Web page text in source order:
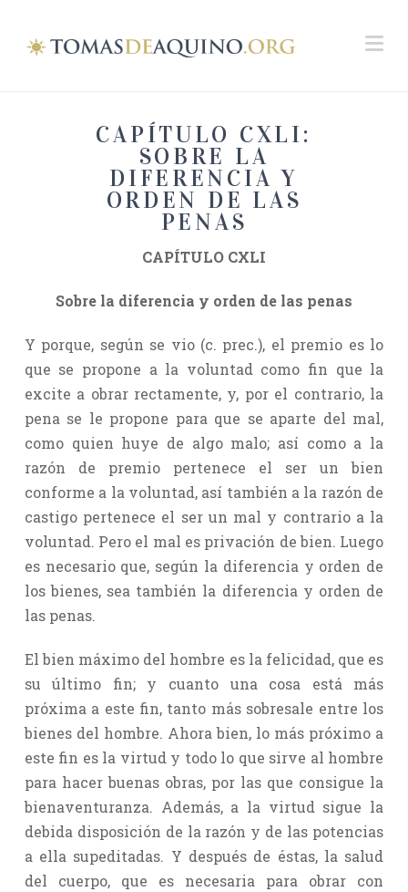
CAPÍTULO CXLI:
SOBRE LA
DIFERENCIA Y
ORDEN DE LAS
PENAS
CAPÍTULO CXLI
Sobre la diferencia y orden de las penas
Y porque, según se vio (c. prec.), el premio es lo
que se propone a la voluntad como fin que la
excite a obrar rectamente, y, por el contrario, la
pena se le propone para que se aparte del mal,
como quien huye de algo malo; así como a la
razón de premio pertenece el ser un bien
conforme a la voluntad, así también a la razón de
castigo pertenece el ser un mal y contrario a la
voluntad. Pero el mal es privación de bien. Luego
es necesario que, según la diferencia y orden de
los bienes, sea también la diferencia y orden de
las penas.
El bien máximo del hombre es la felicidad, que es
su último fin; y cuanto una cosa está más
próxima a este fin, tanto más sobresale entre los
bienes del hombre. Ahora bien, lo más próximo a
este fin es la virtud y todo lo que sirve al hombre
para hacer buenas obras, por las que consigue la
bienaventuranza. Además, a la virtud sigue la
debida disposición de la razón y de las potencias
a ella supeditadas. Y después de éstas, la salud
del cuerpo, que es necesaria para obrar con